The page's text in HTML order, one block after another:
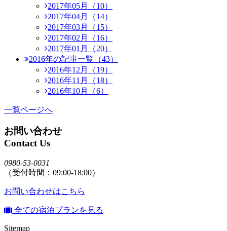
2017年05月（10）
2017年04月（14）
2017年03月（15）
2017年02月（16）
2017年01月（20）
2016年の記事一覧（43）
2016年12月（19）
2016年11月（18）
2016年10月（6）
一覧ページへ
お問い合わせ
Contact Us
0980-53-0031
（受付時間：09:00-18:00）
お問い合わせはこちら
全ての宿泊プランを見る
Sitemap